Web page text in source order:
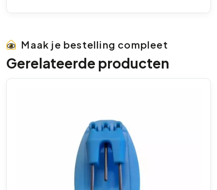
Maak je bestelling compleet
Gerelateerde producten